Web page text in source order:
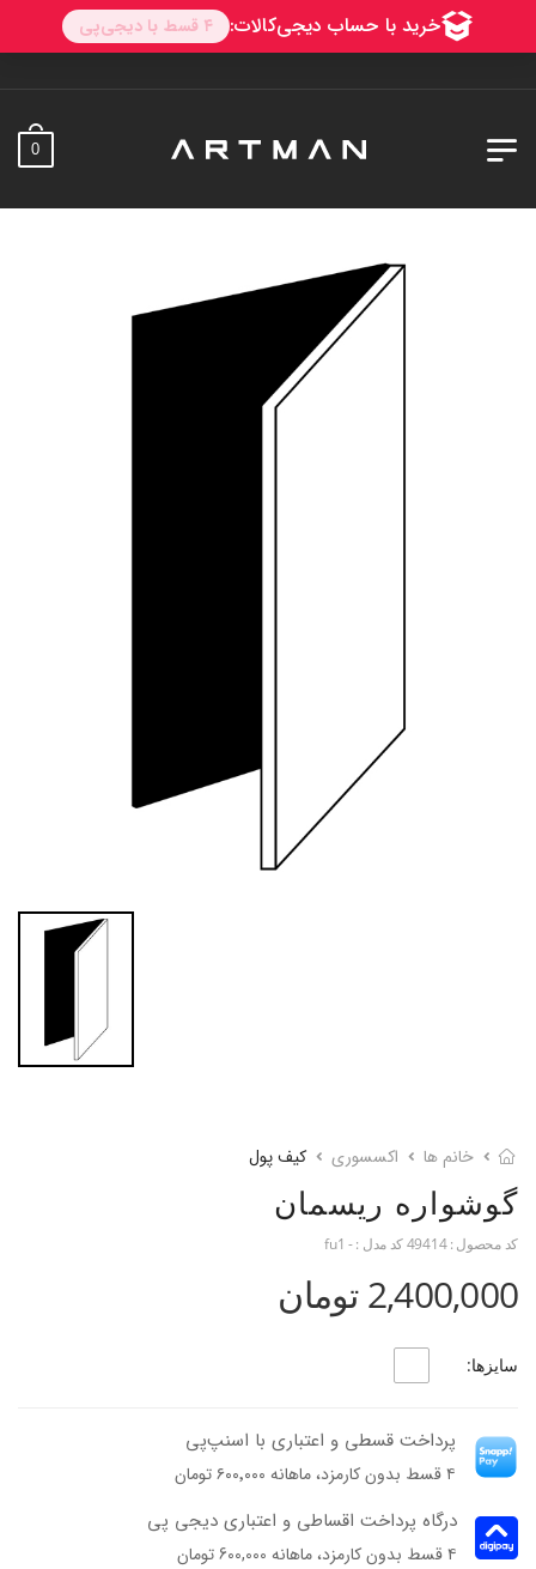
0
خانم ها اکسسوری کیف پول
گوشواره ریسمان
کد محصول :49414کد مدل :- fu1
2,400,000 تومان
سایزها:
پرداخت قسطی و اعتباری با اسنپ‌پی
۴ قسط بدون کارمزد، ماهانه ۶۰۰٬۰۰۰ تومان
درگاه پرداخت اقساطی و اعتباری دیجی پی
۴ قسط بدون کارمزد، ماهانه 600,000 تومان